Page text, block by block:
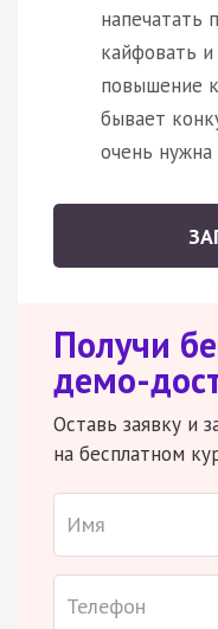
напечатать
кайфовать
повышение
бывает
очень нужна
Получи
демо-
Оставь заявку и
на бесплатном